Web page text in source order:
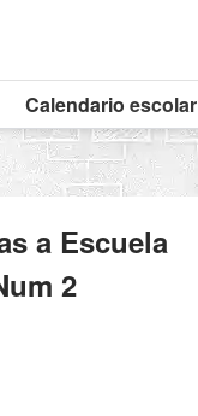
Calendario escolar
a Escuela
2